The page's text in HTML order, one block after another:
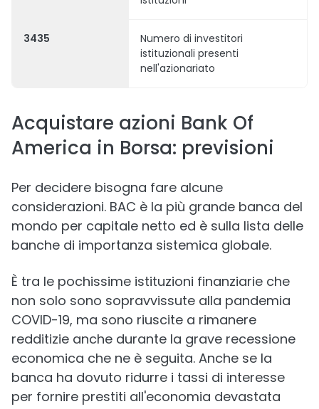
3435
Numero di investitori
istituzionali presenti
nell'azionariato
Acquistare azioni Bank Of
America in Borsa: previsioni
Per decidere bisogna fare alcune
considerazioni. BAC è la più grande banca del
mondo per capitale netto ed è sulla lista delle
banche di importanza sistemica globale.
È tra le pochissime istituzioni finanziarie che
non solo sono sopravvissute alla pandemia
COVID-19, ma sono riuscite a rimanere
redditizie anche durante la grave recessione
economica che ne è seguita. Anche se la
banca ha dovuto ridurre i tassi di interesse
per fornire prestiti all'economia devastata